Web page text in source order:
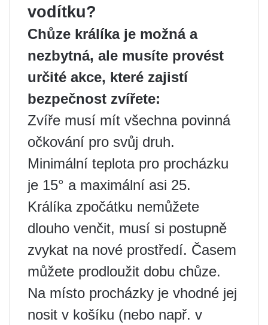
vodítku?
Chůze králíka je možná a
nezbytná, ale musíte provést
určité akce, které zajistí
bezpečnost zvířete:
Zvíře musí mít všechna povinná
očkování pro svůj druh.
Minimální teplota pro procházku
je 15° a maximální asi 25.
Králíka zpočátku nemůžete
dlouho venčit, musí si postupně
zvykat na nové prostředí. Časem
můžete prodloužit dobu chůze.
Na místo procházky je vhodné jej
nosit v košíku (nebo např. v